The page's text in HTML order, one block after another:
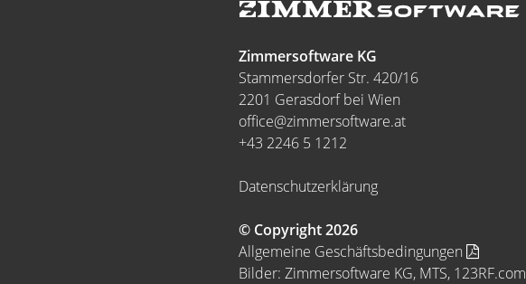
Zimmersoftware KG
Stammersdorfer Str. 420/16
2201 Gerasdorf bei Wien
office@zimmersoftware.at
+43 2246 5 1212
Datenschutzerklärung
© Copyright 2026
Allgemeine Geschäftsbedingungen
Bilder: Zimmersoftware KG, MTS, 123RF.com